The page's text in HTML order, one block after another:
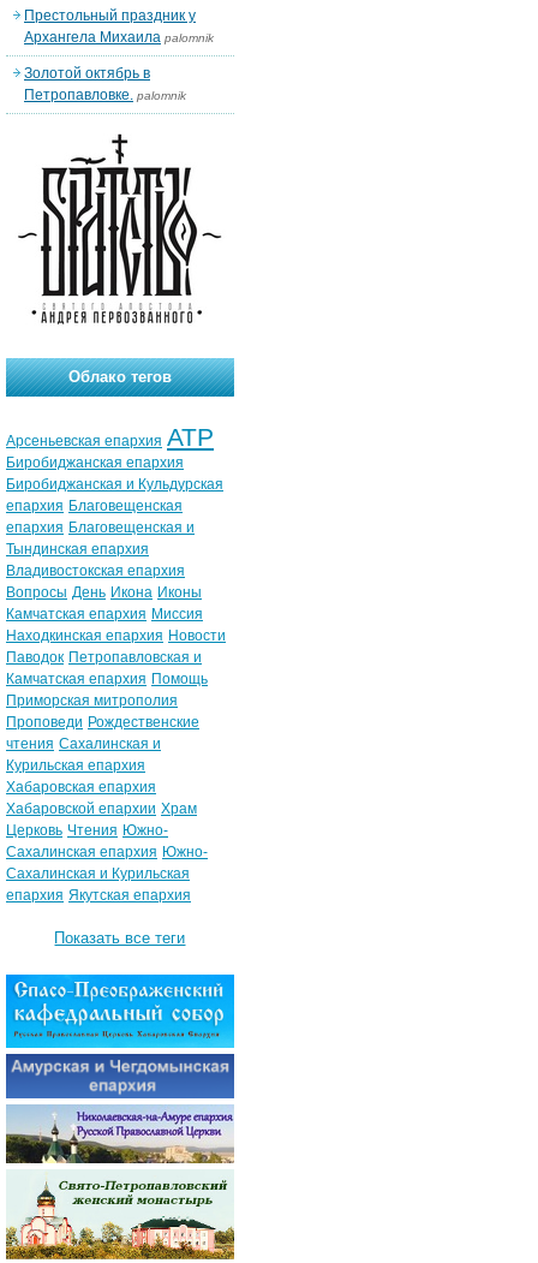
Престольный праздник у
Архангела Михаила palomnik
Золотой октябрь в
Петропавловке. palomnik
Облако тегов
Арсеньевская епархия АТР
Биробиджанская епархия
Биробиджанская и Кульдурская
епархия Благовещенская
епархия Благовещенская и
Тындинская епархия
Владивостокская епархия
Вопросы День Икона Иконы
Камчатская епархия Миссия
Находкинская епархия Новости
Паводок Петропавловская и
Камчатская епархия Помощь
Приморская митрополия
Проповеди Рождественские
чтения Сахалинская и
Курильская епархия
Хабаровская епархия
Хабаровской епархии Храм
Церковь Чтения Южно-
Сахалинская епархия Южно-
Сахалинская и Курильская
епархия Якутская епархия
Показать все теги